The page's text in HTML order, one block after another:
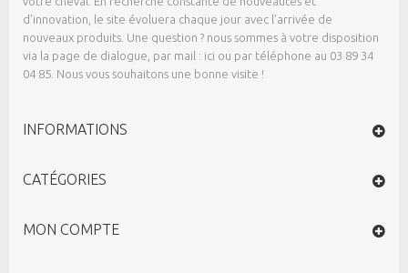
d’innovation, le site évoluera chaque jour avec l’arrivée de
nouveaux produits. Une question ? nous sommes à votre disposition
via la page de dialogue, par mail : ici ou par téléphone au 03 89 34
04 85. Nous vous souhaitons une bonne visite !
INFORMATIONS
CATÉGORIES
MON COMPTE